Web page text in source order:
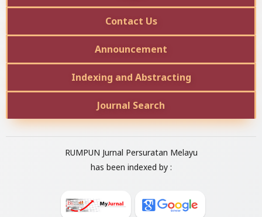
Contact Us
Announcement
Indexing and Abstracting
Journal Search
RUMPUN Jurnal Persuratan Melayu
has been indexed by :